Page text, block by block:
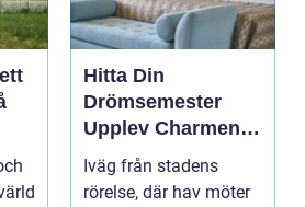
Hitta Din
Drömsemester
Upplev Charmen
med Hotell i
Halland
Iväg från stadens
rörelse, där hav möter